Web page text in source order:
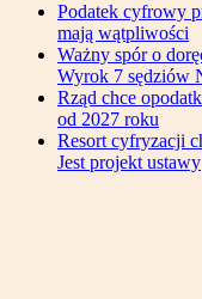
Podatek cyfrowy
mają wątpliwości
Ważny spór o
Wyrok 7 sędziów
Rząd chce
od 2027 roku
Resort cyfryzacji
Jest projekt ustawy